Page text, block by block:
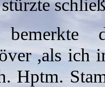
,als ich
Hptm.